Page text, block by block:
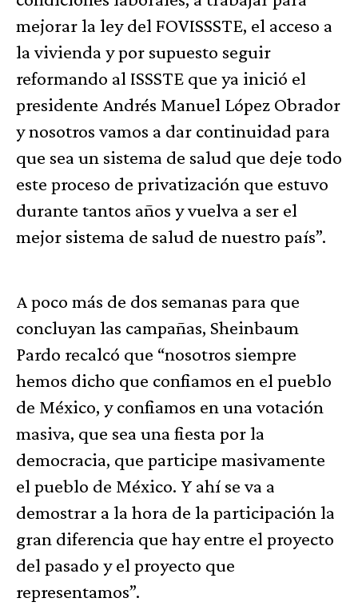
mejorar la ley del FOVISSSTE, el acceso a
la vivienda y por supuesto seguir
reformando al ISSSTE que ya inició el
presidente Andrés Manuel López Obrador
y nosotros vamos a dar continuidad para
que sea un sistema de salud que deje todo
este proceso de privatización que estuvo
durante tantos años y vuelva a ser el
mejor sistema de salud de nuestro país”.
A poco más de dos semanas para que
concluyan las campañas, Sheinbaum
Pardo recalcó que “nosotros siempre
hemos dicho que confiamos en el pueblo
de México, y confiamos en una votación
masiva, que sea una fiesta por la
democracia, que participe masivamente
el pueblo de México. Y ahí se va a
demostrar a la hora de la participación la
gran diferencia que hay entre el proyecto
del pasado y el proyecto que
representamos”.